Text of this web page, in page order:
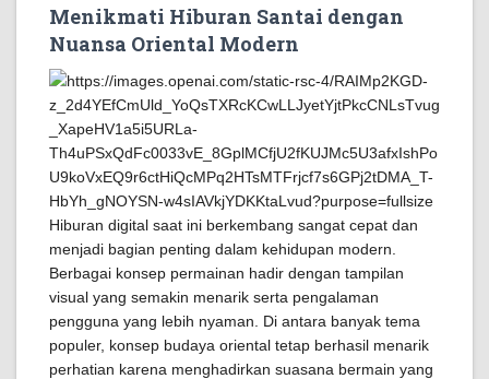
Menikmati Hiburan Santai dengan
Nuansa Oriental Modern
Hiburan digital saat ini berkembang sangat cepat dan
menjadi bagian penting dalam kehidupan modern.
Berbagai konsep permainan hadir dengan tampilan
visual yang semakin menarik serta pengalaman
pengguna yang lebih nyaman. Di antara banyak tema
populer, konsep budaya oriental tetap berhasil menarik
perhatian karena menghadirkan suasana bermain yang